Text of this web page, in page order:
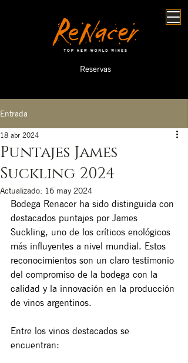
Reservas
Entrada
Puntajes James
Suckling 2024
18 abr 2024
Actualizado: 16 may 2024
Bodega Renacer ha sido distinguida con
destacados puntajes por James
Suckling, uno de los críticos enológicos
más influyentes a nivel mundial. Estos
reconocimientos son un claro testimonio
del compromiso de la bodega con la
calidad y la innovación en la producción
de vinos argentinos.
Entre los vinos destacados se
encuentran: